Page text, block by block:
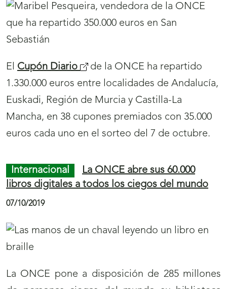
09/10/2019
El 30 aniversario de Servimedia, agencia de
noticias líder en información social en España,
cupones difundirán la labor informativa de la
agencia.
Juego ONCE
La Sociedad Bilbaína en 5,5
millones de cupones / Sociedad Bilbaina
09/10/2019